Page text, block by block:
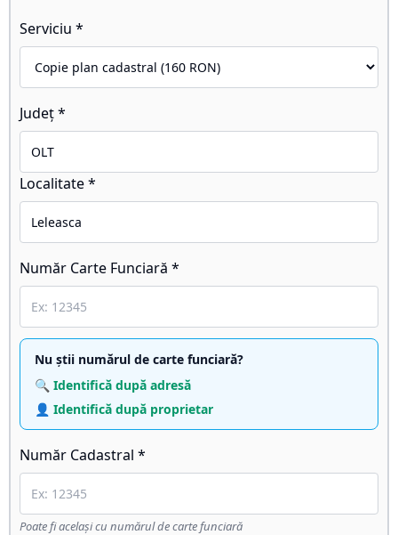
Serviciu *
Județ *
Localitate *
Număr Carte Funciară *
Nu știi numărul de carte funciară?
🔍 Identifică după adresă
👤 Identifică după proprietar
Număr Cadastral *
Poate fi același cu numărul de carte funciară